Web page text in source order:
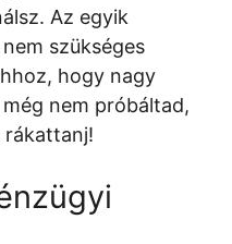
Az egyik
szükséges
hogy nagy
nem próbáltad,
rákattanj!